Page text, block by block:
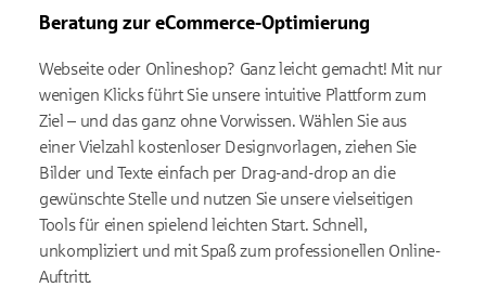
Beratung zur eCommerce-Optimierung
Webseite oder Onlineshop? Ganz leicht gemacht! Mit nur
wenigen Klicks führt Sie unsere intuitive Plattform zum
Ziel – und das ganz ohne Vorwissen. Wählen Sie aus
einer Vielzahl kostenloser Designvorlagen, ziehen Sie
Bilder und Texte einfach per Drag-and-drop an die
gewünschte Stelle und nutzen Sie unsere vielseitigen
Tools für einen spielend leichten Start. Schnell,
unkompliziert und mit Spaß zum professionellen Online-
Auftritt.